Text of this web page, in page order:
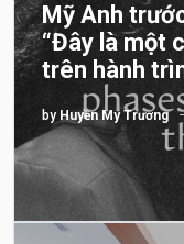
Mỹ Anh
“Đây là một
trên hành
by Huyền My Trương